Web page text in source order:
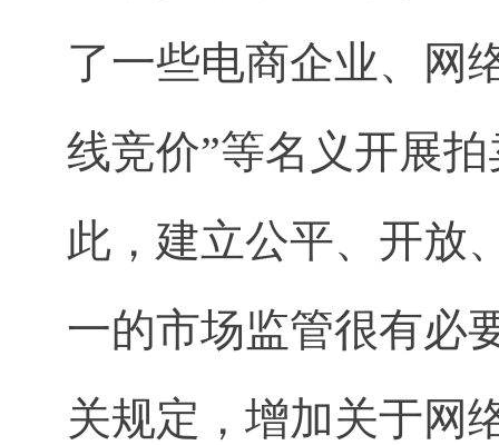
了一些电商企业、网
线竞价”等名义开展
此，建立公平、开放
一的市场监管很有必
关规定，增加关于网